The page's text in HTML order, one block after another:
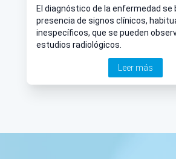
El diagnóstico de la enfermedad se
presencia de signos clínicos,
inespecíficos, que se pueden
estudios radiológicos.
Leer más